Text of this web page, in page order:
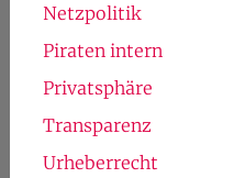
Netzpolitik
Piraten intern
Privatsphäre
Transparenz
Urheberrecht